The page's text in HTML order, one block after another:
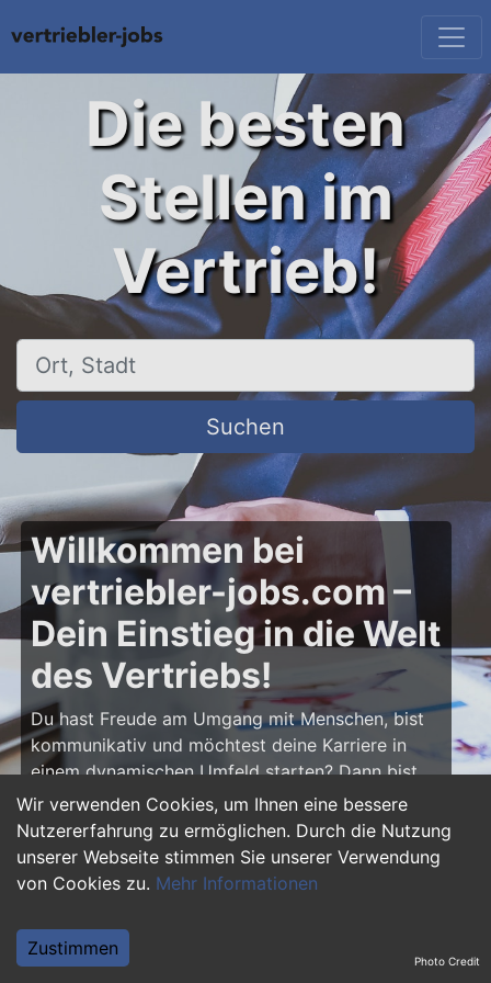
Wir verwenden Cookies, um Ihnen eine bessere
Nutzererfahrung zu ermöglichen. Durch die Nutzung
unserer Webseite stimmen Sie unserer Verwendung
von Cookies zu. Mehr Informationen
Zustimmen
Die besten
Stellen im
Vertrieb!
Ort, Stadt
Suchen
Willkommen bei
vertriebler-jobs.com –
Dein Einstieg in die Welt
des Vertriebs!
Du hast Freude am Umgang mit Menschen, bist
kommunikativ und möchtest deine Karriere in
einem dynamischen Umfeld starten? Dann bist
du aufvertriebler-jobs.comgenau richtig! Hier
findest du zahlreiche Ausbildungsplätze und
Einstiegsjobs im Vertrieb – von klassischen
Vertriebspositionen über Außendienst bis hin zu
Vertriebler und entwickle deine Talente!
Photo Credit